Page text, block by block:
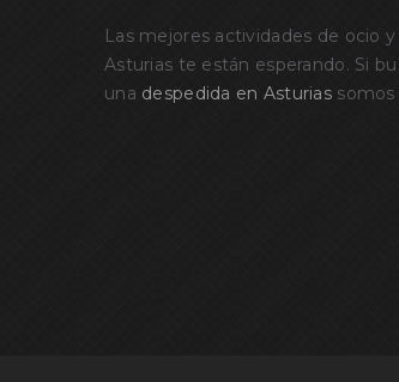
Las mejores actividades de ocio
Asturias te están esperando. Si
una despedida en Asturias